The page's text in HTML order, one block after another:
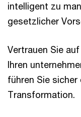
intelligent zu
gesetzlicher
Vertrauen Sie
Ihren
führen Sie sicher
Transformation.